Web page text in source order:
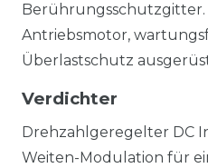
Antriebsmotor,
Überlastschutz
Verdichter
Drehzahlgeregelter DC
Weiten-Modulation für